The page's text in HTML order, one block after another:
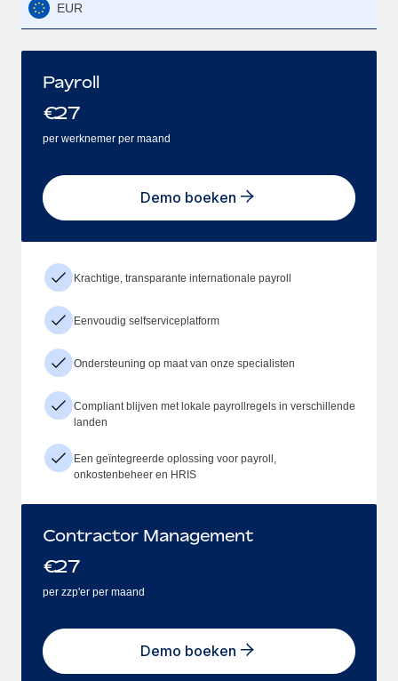
EUR
Payroll
€27
per werknemer per maand
Demo boeken
Krachtige, transparante internationale payroll
Eenvoudig selfserviceplatform
Ondersteuning op maat van onze specialisten
Compliant blijven met lokale payrollregels in verschillende
landen
Een geïntegreerde oplossing voor payroll,
onkostenbeheer en HRIS
Contractor Management
€27
per zzp'er per maand
Demo boeken